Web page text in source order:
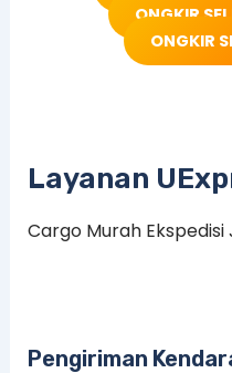
ONGKIR
ONGKIR
Layanan
Cargo Murah
Pengiriman